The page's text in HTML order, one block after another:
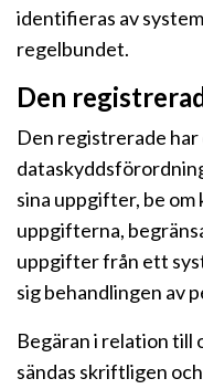
identifieras av
regelbundet.
Den
Den registrerade har
sina uppgifter, be
uppgifterna,
uppgifter från ett
sig behandlingen av
Begäran i relation till
sändas skriftligen